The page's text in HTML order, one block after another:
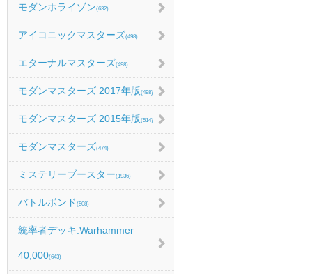
モダンホライゾン(632)
アイコニックマスターズ(498)
エターナルマスターズ(498)
モダンマスターズ 2017年版(498)
モダンマスターズ 2015年版(514)
モダンマスターズ(474)
ミステリーブースター(1936)
バトルボンド (508)
統率者デッキ:Warhammer
40,000(643)